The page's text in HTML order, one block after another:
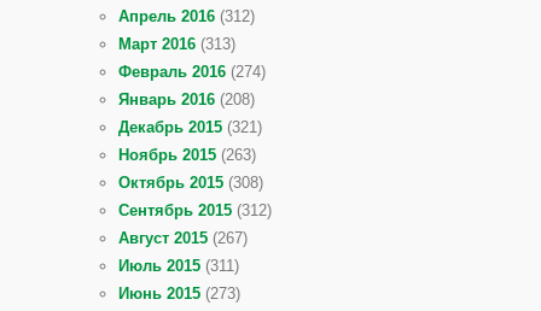
Апрель 2016 (312)
Март 2016 (313)
Февраль 2016 (274)
Январь 2016 (208)
Декабрь 2015 (321)
Ноябрь 2015 (263)
Октябрь 2015 (308)
Сентябрь 2015 (312)
Август 2015 (267)
Июль 2015 (311)
Июнь 2015 (273)